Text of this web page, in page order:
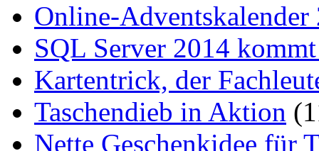
Online-Adventskalender
SQL Server 2014
Kartentrick, der
Taschendieb in Aktion
Nette Geschenkidee für